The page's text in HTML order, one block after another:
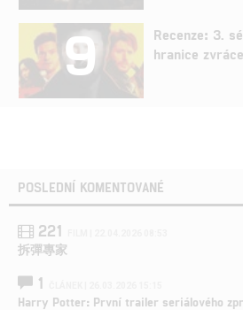
9
Recenze: 3.
hranice
POSLEDNÍ KOMENTOVANÉ
221
拆彈專家
1
Harry Potter: První trailer seriálového